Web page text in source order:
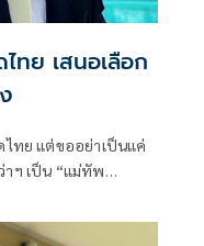
ทย เสนอเลือก
ไทย แต่ขออย่าเป็นแค่
ฯ เป็น “แม่ทัพ
องชีพ ฟื้นความเชื่อมั่น